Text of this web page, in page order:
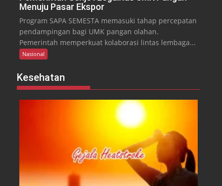
Menuju Pasar Ekspor
Program SAPA SEMESTA memasuki tahap percepatan
pendampingan bagi UMK pangan olahan.
Pemerintah memperkuat kolaborasi lintas lembaga...
Nasional
Kesehatan